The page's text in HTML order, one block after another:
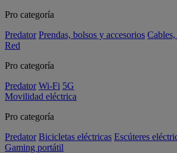
Pro categoría
Predator Prendas, bolsos y accesorios
Red
Pro categoría
Predator Wi-Fi 5G
Movilidad eléctrica
Pro categoría
Predator Bicicletas eléctricas Escúteres
Gaming portátil